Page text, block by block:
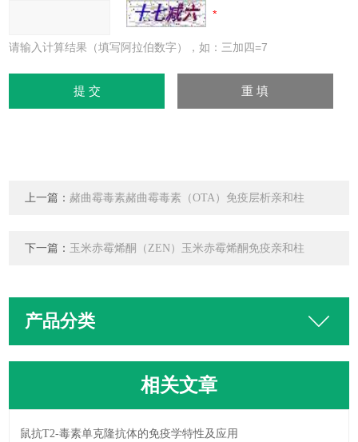
请输入计算结果（填写阿拉伯数字），如：三加四=7
上一篇：赭曲霉毒素赭曲霉毒素（OTA）免疫层析亲和柱
下一篇： 玉米赤霉烯酮（ZEN）玉米赤霉烯酮免疫亲和柱
产品分类
相关文章
鼠抗T2-毒素单克隆抗体的免疫学特性及应用